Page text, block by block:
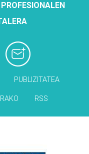
PUBLIZITATEA
RSS